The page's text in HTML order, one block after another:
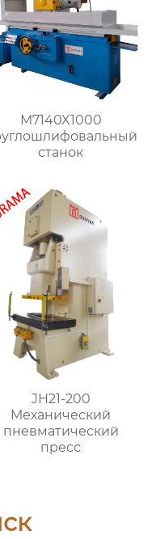
M7140X1000
станок
JH21-200
Механический
пневматический
пресс